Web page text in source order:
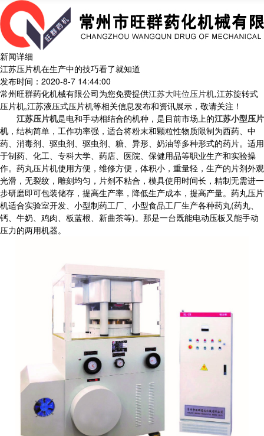
新闻详细
江苏压片机在生产中的技巧看了就知道
发布时间：2020-8-7 14:44:00
常州旺群药化机械有限公司为您免费提供江苏大吨位压片机,江苏旋转式
压片机,江苏液压式压片机等相关信息发布和资讯展示，敬请关注！
江苏压片机是电和手动相结合的机种，是目前市场上的江苏小型压片
机，结构简单，工作功率强，适合将粉末和颗粒性物质限制为西药、中
药、消毒剂、驱虫剂、驱虫剂、糖、异形、奶油等多种形式的药片。适用
于制药、化工、专科大学、药店、医院、保健用品等职业生产和实验操
作。药丸压片机使用方便，维修方便，体积小，重量轻，生产的片剂外观
光滑，无裂纹，雕刻均匀，片剂不粘合，模具使用时间长，精制无需进一
步研磨即可包装储存，提高生产率，降低生产成本，提高产量。药丸压片
机适合实验室开发、小型制药工厂、小型食品工厂生产各种药丸(药丸、
钙、牛奶、鸡肉、板蓝根、新曲茶等)。那是一台既能电动压板又能手动
压力的两用机器。